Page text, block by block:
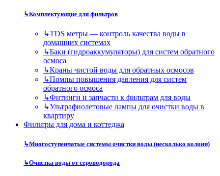
↳Комплектующие для фильтров
↳TDS метры — контроль качества воды в
домашних системах
↳Баки (гидроаккумуляторы) для систем обратного
осмоса
↳Краны чистой воды для обратных осмосов
↳Помпы повышения давления для систем
обратного осмоса
↳Фитинги и запчасти к фильтрам для воды
↳Ультрафиолетовые лампы для очистки воды в
квартиру
Фильтры для дома и коттеджа
↳Многоступенчатые системы очистки воды (несколько колонн)
↳Очистка воды от сероводорода